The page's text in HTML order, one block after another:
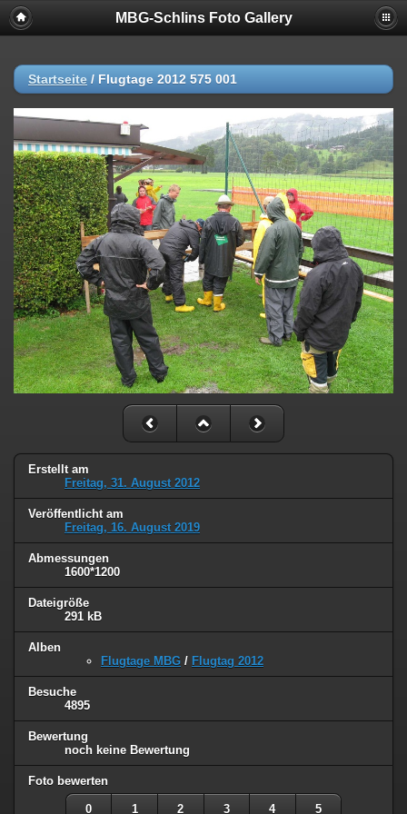
MBG-Schlins Foto Gallery
Startseite / Flugtage 2012 575 001
Erstellt am
Freitag, 31. August 2012
Veröffentlicht am
Freitag, 16. August 2019
Abmessungen
1600*1200
Dateigröße
291 kB
Alben
Flugtage MBG / Flugtag 2012
Besuche
4895
Bewertung
noch keine Bewertung
Foto bewerten
0 1 2 3 4 5